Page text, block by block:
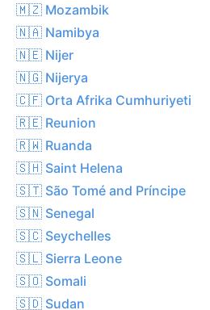
🇲🇿 Mozambik
🇳🇦 Namibya
🇳🇪 Nijer
🇳🇬 Nijerya
🇨🇫 Orta Afrika Cumhuriyeti
🇷🇪 Reunion
🇷🇼 Ruanda
🇸🇭 Saint Helena
🇸🇹 São Tomé and Príncipe
🇸🇳 Senegal
🇸🇨 Seychelles
🇸🇱 Sierra Leone
🇸🇴 Somali
🇸🇩 Sudan